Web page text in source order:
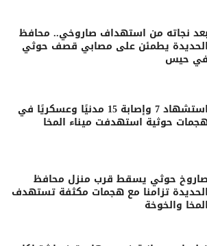
بعد نجاته من استهداف صاروخي.. محافظ
الحديدة يطمئن على مصابي قصف حوثي
في حيس
استشهاد 7 وإصابة 15 مدنيًا وعسكريًا في
حوثية استهدفت ميناء المخا
صاروخ حوثي يسقط قرب منزل محافظ
الحديدة تزامنا مع هجمات مكثفة تستهدف
المخا والخوخة